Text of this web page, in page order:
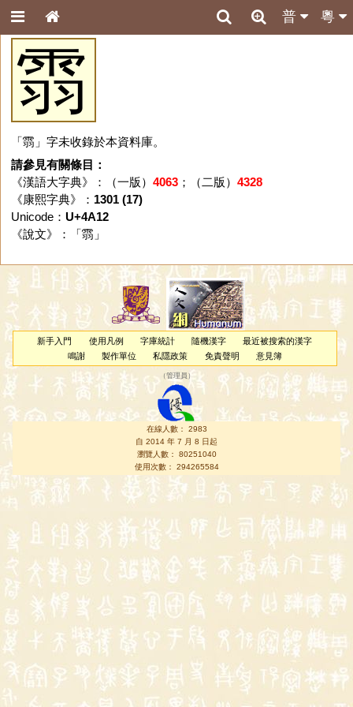
粵
普
䨒
「䨒」字未收錄於本資料庫。
請參見有關條目：
《漢語大字典》：（一版） 4063；（二版） 4328
《康熙字典》： 1301 (17)
Unicode： U+4A12
《說文》：「 䨒 」
新手入門 使用凡例 字庫統計 隨機漢字
最近被搜索的漢字
鳴謝
製作單位 私隱政策 免責聲明 意見簿
（管理員 ）
在線人數： 2983
自 2014 年 7 月 8 日起
瀏覽人數： 80251040
使用次數： 294265584